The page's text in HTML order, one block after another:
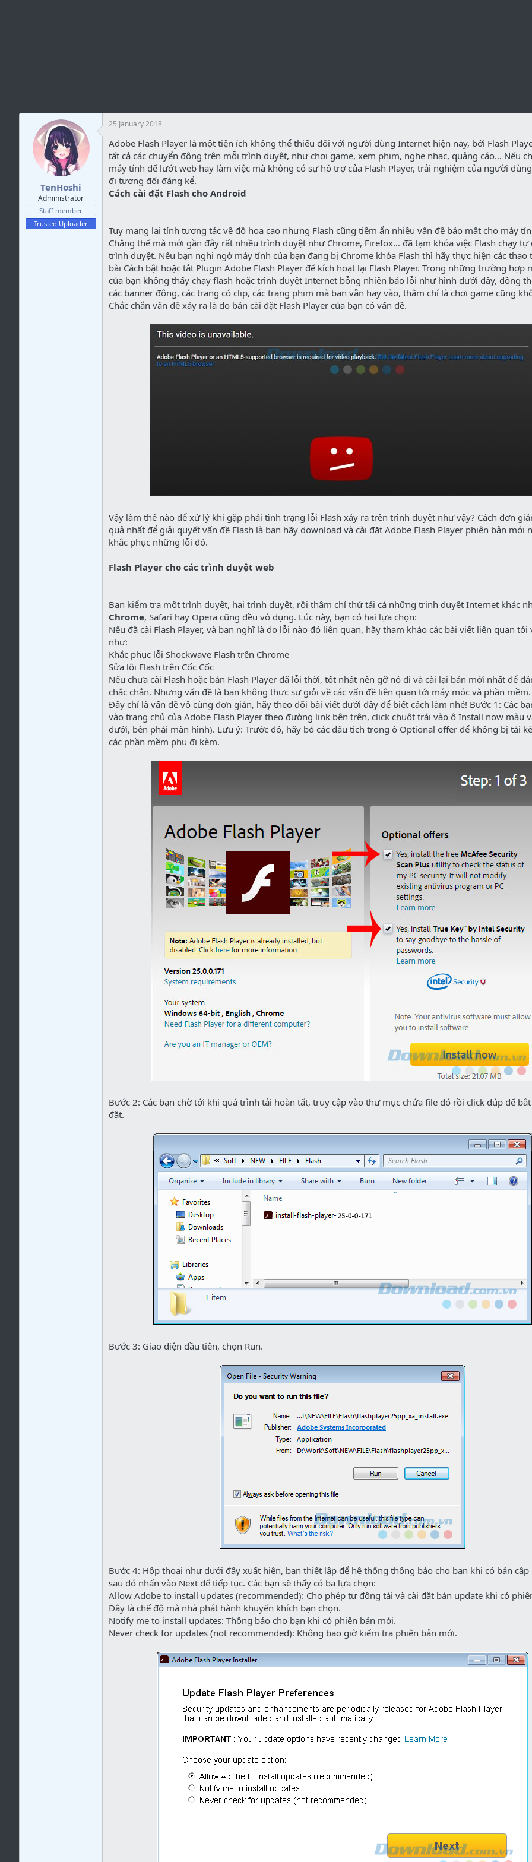
TenHoshi
Administrator
Staff member
Trusted Uploader
25 January 2018
Adobe Flash Player là một tiện ích không thể thiếu đối với người dùng Internet hiện nay, bởi Flash
tất cả các chuyển động trên mỗi trình duyệt, như chơi game, xem phim, nghe nhạc, quảng cáo… Nếu
máy tính để lướt web hay làm việc mà không có sự hỗ trợ của Flash Player, trải nghiệm của người
đi tương đối đáng kể.
Cách cài đặt Flash cho Android
Tuy mang lại tính tương tác về đồ họa cao nhưng Flash cũng tiềm ẩn nhiều vấn đề bảo mật cho máy
Chẳng thế mà mới gần đây rất nhiều trình duyệt như Chrome, Firefox… đã tạm khóa việc Flash chạy tự
trình duyệt. Nếu bạn nghi ngờ máy tính của bạn đang bị Chrome khóa Flash thì hãy thực hiện các thao
bài Cách bật hoặc tắt Plugin Adobe Flash Player để kích hoạt lại Flash Player. Trong những trường hợp
của bạn không thấy chạy flash hoặc trình duyệt Internet bỗng nhiên báo lỗi như hình dưới đây, đồng
các banner động, các trang có clip, các trang phim mà bạn vẫn hay vào, thậm chí là chơi game cũng
Chắc chắn vấn đề xảy ra là do bản cài đặt Flash Player của bạn có vấn đề.
Vậy làm thế nào để xử lý khi gặp phải tình trạng lỗi Flash xảy ra trên trình duyệt như vậy? Cách đơn
quả nhất để giải quyết vấn đề Flash là bạn hãy download và cài đặt Adobe Flash Player phiên bản mới
khắc phục những lỗi đó.
Flash Player cho các trình duyệt web
Bạn kiểm tra một trình duyệt, hai trình duyệt, rồi thậm chí thử tải cả những trinh duyệt Internet khác
Chrome, Safari hay Opera cũng đều vô dụng. Lúc này, bạn có hai lựa chọn:
Nếu đã cài Flash Player, và bạn nghĩ là do lỗi nào đó liên quan, hãy tham khảo các bài viết liên quan tới
như:
Khắc phục lỗi Shockwave Flash trên Chrome
Sửa lỗi Flash trên Cốc Cốc
Nếu chưa cài Flash hoặc bản Flash Player đã lỗi thời, tốt nhất nên gỡ nó đi và cài lại bản mới nhất để
chắc chắn. Nhưng vấn đề là bạn không thực sự giỏi về các vấn đề liên quan tới máy móc và phần mềm.
Đây chỉ là vấn đề vô cùng đơn giản, hãy theo dõi bài viết dưới đây để biết cách làm nhé! Bước 1: Các
vào trang chủ của Adobe Flash Player theo đường link bên trên, click chuột trái vào ô Install now màu
dưới, bên phải màn hình). Lưu ý: Trước đó, hãy bỏ các dấu tich trong ô Optional offer để không bị tải
các phần mềm phụ đi kèm.
Bước 2: Các bạn chờ tới khi quá trình tải hoàn tất, truy cập vào thư mục chứa file đó rồi click đúp để bắt
đặt.
Bước 3: Giao diện đầu tiên, chọn Run.
Bước 4: Hộp thoại như dưới đây xuất hiện, bạn thiết lập để hệ thống thông báo cho bạn khi có bản cập
sau đó nhấn vào Next để tiếp tục. Các bạn sẽ thấy có ba lựa chọn:
Allow Adobe to install updates (recommended): Cho phép tự động tải và cài đặt bản update khi có
Đây là chế độ mà nhà phát hành khuyến khích bạn chọn.
Notify me to install updates: Thông báo cho bạn khi có phiên bản mới.
Never check for updates (not recommended): Không bao giờ kiểm tra phiên bản mới.